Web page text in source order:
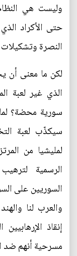
وليست هي
حتى الأكراد
النصرة
لكن ما معنى
الذي غير لعبة
سورية محضة؟
سيكذّب لعبة
لمليشيا من
الرسمية
السوريين على
والعرب لنا
إنقاذ
مسرحية أنهم ضد